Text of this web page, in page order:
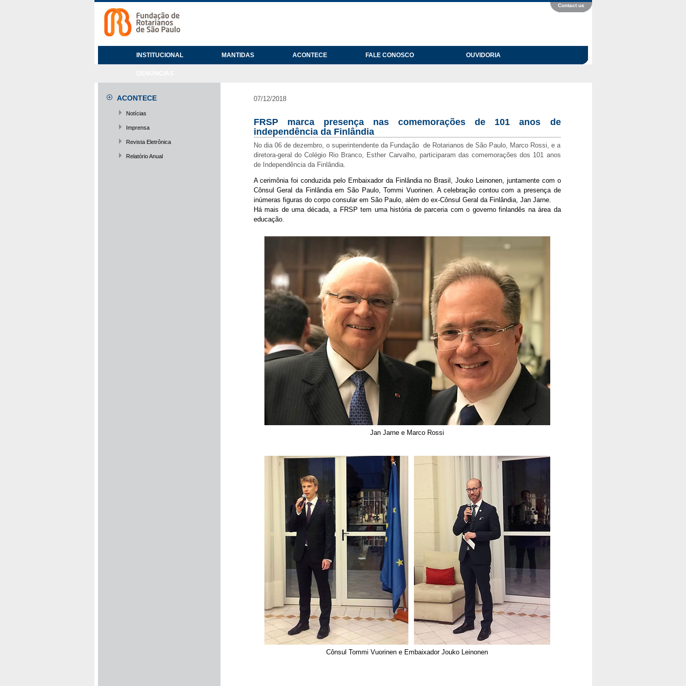
Contact us
INSTITUCIONAL MANTIDAS ACONTECE FALE CONOSCO OUVIDORIA
ACONTECE
Notícias
Imprensa
Revista Eletrônica
Relatório Anual
07/12/2018
FRSP marca presença nas comemorações de 101 anos de
independência da Finlândia
No dia 06 de dezembro, o superintendente da Fundação de Rotarianos de São Paulo, Marco Rossi, e a
diretora-geral do Colégio Rio Branco, Esther Carvalho, participaram das comemorações dos 101 anos
de Independência da Finlândia.
A cerimônia foi conduzida pelo Embaixador da Finlândia no Brasil, Jouko Leinonen, juntamente com o
Cônsul Geral da Finlândia em São Paulo, Tommi Vuorinen. A celebração contou com a presença de
inúmeras figuras do corpo consular em São Paulo, além do ex-Cônsul Geral da Finlândia, Jan Jarne.
Há mais de uma década, a FRSP tem uma história de parceria com o governo finlandês na área da
educação.
Jan Jarne e Marco Rossi
Cônsul Tommi Vuorinen e Embaixador Jouko Leinonen